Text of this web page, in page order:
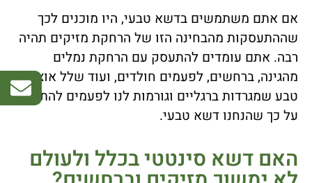
אם אתם משתמשים בדשא טבעי, היו מוכנים לכך
שההתעסקות מהבחינה הזו של הרחקת מזיקים תהיה
רבה. אתם עומדים להתעסק עם הרחקת נמלים
מהגינה, ברחשים, לפעמים חולדים, ועוד שלל אוצרות
טבע שמגרדות ברגליים וגורמות לנו לפעמים להתחרט
על כך שהנחנו דשא טבעי.
האם דשא סינטטי בכלל ולעולם